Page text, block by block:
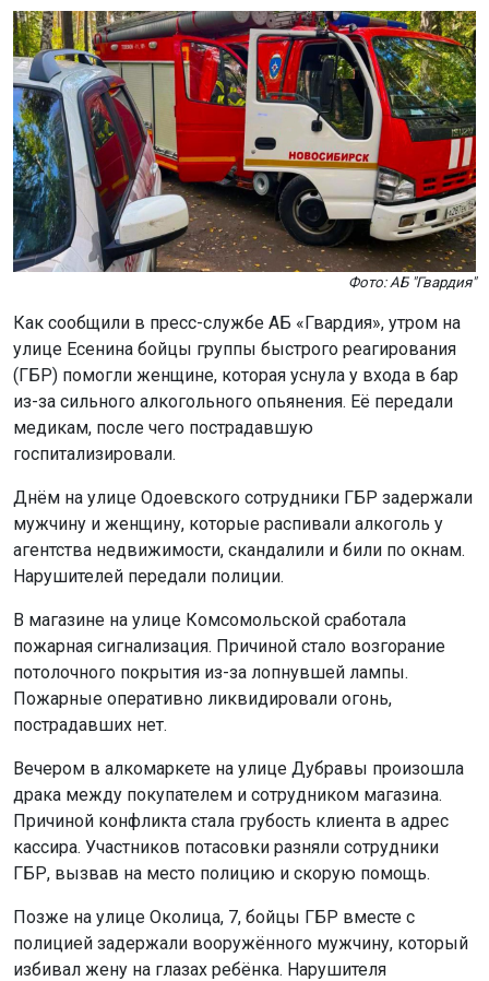
Фото: АБ "Гвардия"
Как сообщили в пресс-службе АБ «Гвардия», утром на
улице Есенина бойцы группы быстрого реагирования
(ГБР) помогли женщине, которая уснула у входа в бар
из-за сильного алкогольного опьянения. Её передали
медикам, после чего пострадавшую
госпитализировали.
Днём на улице Одоевского сотрудники ГБР задержали
мужчину и женщину, которые распивали алкоголь у
агентства недвижимости, скандалили и били по окнам.
Нарушителей передали полиции.
В магазине на улице Комсомольской сработала
пожарная сигнализация. Причиной стало возгорание
потолочного покрытия из-за лопнувшей лампы.
Пожарные оперативно ликвидировали огонь,
пострадавших нет.
Вечером в алкомаркете на улице Дубравы произошла
драка между покупателем и сотрудником магазина.
Причиной конфликта стала грубость клиента в адрес
кассира. Участников потасовки разняли сотрудники
ГБР, вызвав на место полицию и скорую помощь.
Позже на улице Околица, 7, бойцы ГБР вместе с
полицией задержали вооружённого мужчину, который
избивал жену на глазах ребёнка. Нарушителя